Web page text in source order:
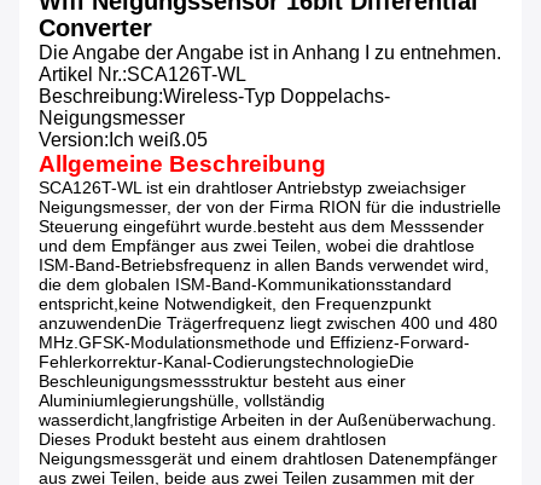
Converter
Die Angabe der Angabe ist in Anhang I zu entnehmen.
Artikel Nr.:SCA126T-WL
Beschreibung:Wireless-Typ Doppelachs-
Neigungsmesser
Version: Ich weiß.05
Allgemeine Beschreibung
SCA126T-WL ist ein drahtloser Antriebstyp zweiachsiger
Neigungsmesser, der von der Firma RION für die industrielle
Steuerung eingeführt wurde.besteht aus dem Messsender
und dem Empfänger aus zwei Teilen, wobei die drahtlose
ISM-Band-Betriebsfrequenz in allen Bands verwendet wird,
die dem globalen ISM-Band-Kommunikationsstandard
entspricht,keine Notwendigkeit, den Frequenzpunkt
anzuwendenDie Trägerfrequenz liegt zwischen 400 und 480
MHz.GFSK-Modulationsmethode und Effizienz-Forward-
Fehlerkorrektur-Kanal-CodierungstechnologieDie
Beschleunigungsmessstruktur besteht aus einer
Aluminiumlegierungshülle, vollständig
wasserdicht,langfristige Arbeiten in der Außenüberwachung.
Dieses Produkt besteht aus einem drahtlosen
Neigungsmessgerät und einem drahtlosen Datenempfänger
aus zwei Teilen, beide aus zwei Teilen zusammen mit der